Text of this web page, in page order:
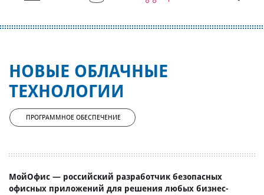
НОВЫЕ ОБЛАЧНЫЕ
ТЕХНОЛОГИИ
ПРОГРАММНОЕ ОБЕСПЕЧЕНИЕ
МойОфис — российский разработчик безопасных
офисных приложений для решения любых бизнес-